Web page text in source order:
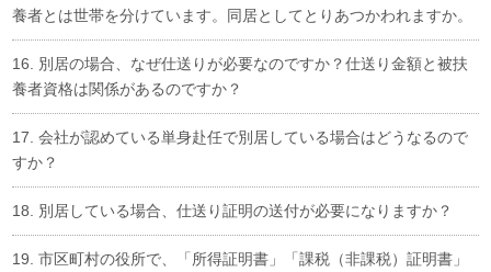
養者とは世帯を分けています。同居としてとりあつかわれますか。
16. 別居の場合、なぜ仕送りが必要なのですか？仕送り金額と被扶
養者資格は関係があるのですか？
17. 会社が認めている単身赴任で別居している場合はどうなるので
すか？
18. 別居している場合、仕送り証明の送付が必要になりますか？
19. 市区町村の役所で、「所得証明書」「課税（非課税）証明書」